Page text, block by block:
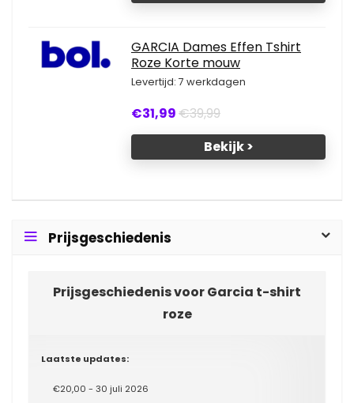
GARCIA Dames Effen Tshirt
Roze Korte mouw
Levertijd: 7 werkdagen
€31,99€39,99
Bekijk >
Prijsgeschiedenis
Prijsgeschiedenis voor Garcia t-shirt
roze
Laatste updates:
€20,00 - 30 juli 2026